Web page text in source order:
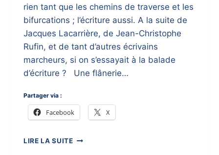
rien tant que les chemins de traverse et les
bifurcations ; l’écriture aussi. A la suite de
Jacques Lacarrière, de Jean-Christophe
Rufin, et de tant d’autres écrivains
marcheurs, si on s’essayait à la balade
d’écriture ? Une flânerie…
Partager via :
Facebook X
LIRE LA SUITE}